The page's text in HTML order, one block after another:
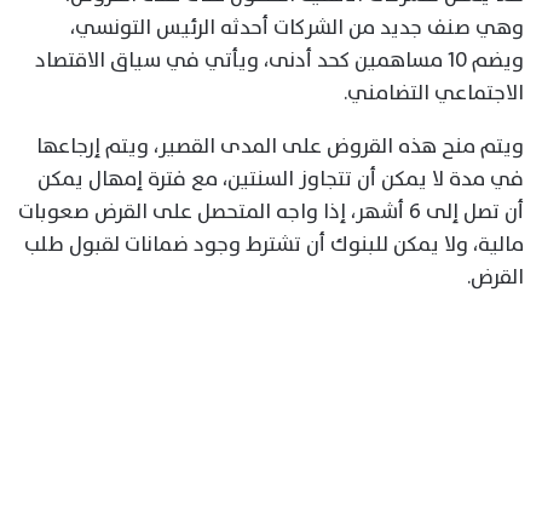
وهي صنف جديد من الشركات أحدثه الرئيس التونسي،
ويضم 10 مساهمين كحد أدنى، ويأتي في سياق الاقتصاد
الاجتماعي التضامني.
ويتم منح هذه القروض على المدى القصير، ويتم إرجاعها
في مدة لا يمكن أن تتجاوز السنتين، مع فترة إمهال يمكن
أن تصل إلى 6 أشهر، إذا واجه المتحصل على القرض صعوبات
مالية، ولا يمكن للبنوك أن تشترط وجود ضمانات لقبول طلب
القرض.